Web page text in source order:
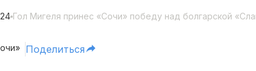
Гол Мигеля принес «Сочи» победу над болгарской
Поделиться